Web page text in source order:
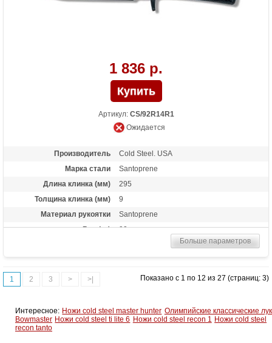
1 836 р.
Артикул: CS/92R14R1
Ожидается
Производитель
Cold Steel. USA
Марка стали
Santoprene
Длина клинка (мм)
295
Толщина клинка (мм)
9
Материал рукоятки
Santoprene
Вес (гр)
90 грамм
Больше параметров
1 2 3 > >| Показано с 1 по 12 из 27 (страниц: 3)
Интересное: Ножи cold steel master hunter Олимпийские классические
Bowmaster Ножи cold steel ti lite 6 Ножи cold steel recon 1 Ножи cold steel
recon tanto